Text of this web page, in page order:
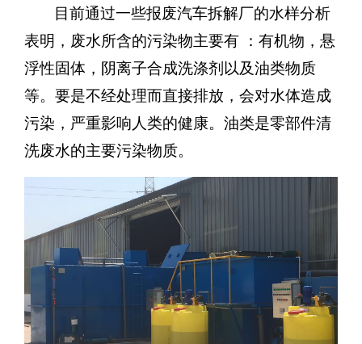
目前通过一些报废汽车拆解厂的水样分析
表明，废水所含的污染物主要有 ：有机物，悬
浮性固体，阴离子合成洗涤剂以及油类物质
等。要是不经处理而直接排放，会对水体造成
污染，严重影响人类的健康。油类是零部件清
洗废水的主要污染物质。